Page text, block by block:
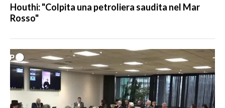
Houthi: "Colpita una petroliera saudita nel Mar
Rosso"